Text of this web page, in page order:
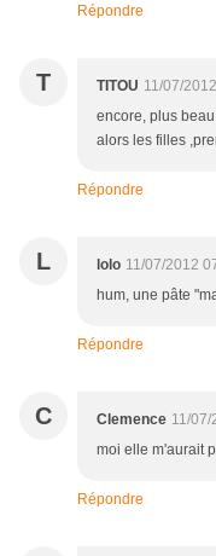
Répondre
T TITOU 11/07/
encore, plus
alors les filles
Répondre
L lolo 11/07/2012
hum, une pâte
Répondre
C Clemence 11/07/
moi elle m'aurait
Répondre